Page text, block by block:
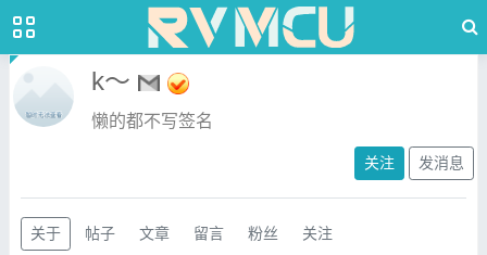
k～
懒的都不写签名
关注 发消息
关于 帖子 文章 留言 粉丝 关注